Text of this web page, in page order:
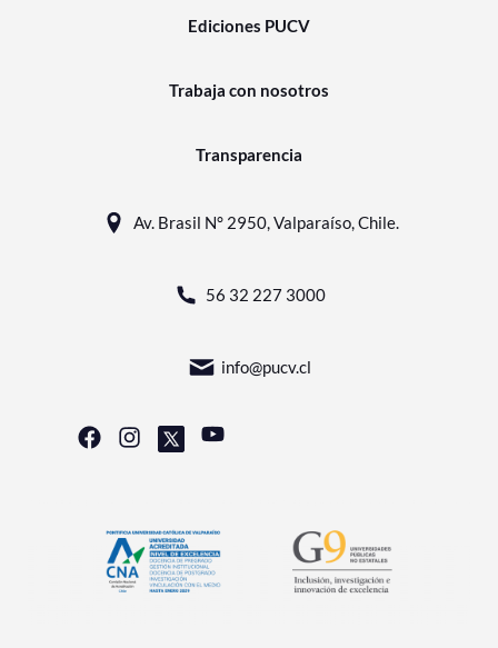
Ediciones PUCV
Trabaja con nosotros
Transparencia
Av. Brasil N° 2950, Valparaíso, Chile.
56 32 227 3000
info@pucv.cl